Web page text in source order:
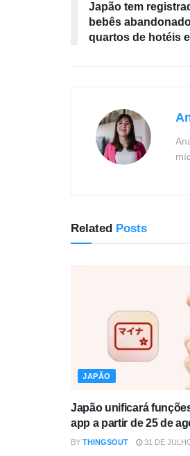
Japão tem
bebês
quartos de hotéis
Related Posts
JAPÃO
Japão unificará
app a partir de 25 de
BY THINGSOUT 31 DE